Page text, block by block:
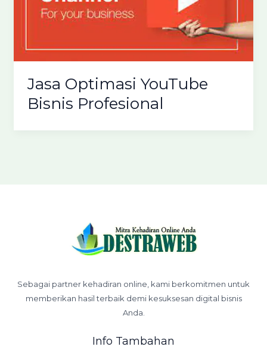
Jasa Optimasi YouTube
Bisnis Profesional
Sebagai partner kehadiran online, kami berkomitmen untuk
memberikan hasil terbaik demi kesuksesan digital bisnis
Anda.
Info Tambahan